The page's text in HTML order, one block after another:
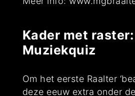
Kader met raster:
Muziekquiz
Om het eerste Raalter
deze eeuw extra onder